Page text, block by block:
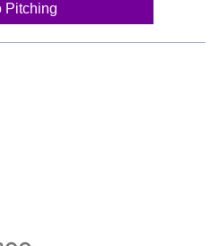
Pitching